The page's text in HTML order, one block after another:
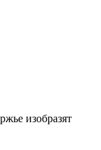
изобразят